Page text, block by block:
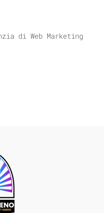
di Web Marketing